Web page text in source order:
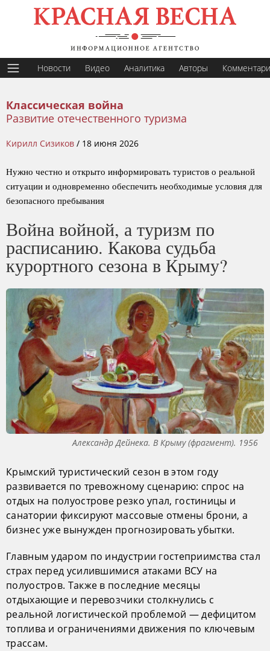
Новости Видео Аналитика Авторы
Классическая война
Развитие отечественного туризма
Кирилл Сизиков / 18 июня 2026
Нужно честно и открыто информировать туристов о реальной
ситуации и одновременно обеспечить необходимые условия для
безопасного пребывания
Война войной, а туризм по
расписанию. Какова судьба
курортного сезона в Крыму?
Александр Дейнека. В Крыму (фрагмент). 1956
Крымский туристический сезон в этом году
развивается по тревожному сценарию: спрос на
отдых на полуострове резко упал, гостиницы и
санатории фиксируют массовые отмены брони, а
бизнес уже вынужден прогнозировать убытки.
Главным ударом по индустрии гостеприимства стал
страх перед усилившимися атаками ВСУ на
полуостров. Также в последние месяцы
отдыхающие и перевозчики столкнулись с
реальной логистической проблемой — дефицитом
топлива и ограничениями движения по ключевым
трассам.